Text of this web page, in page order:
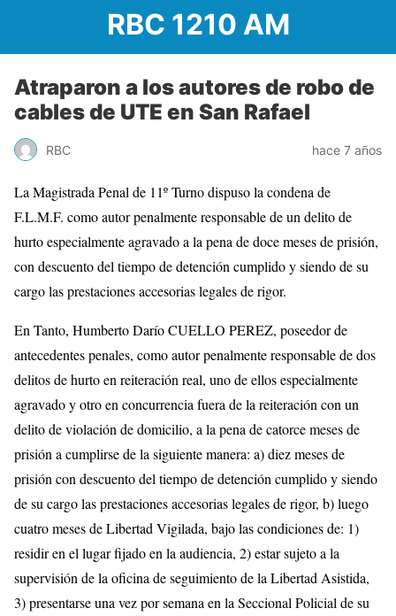
RBC 1210 AM
Atraparon a los autores de robo de
cables de UTE en San Rafael
RBC hace 7 años
La Magistrada Penal de 11º Turno dispuso la condena de
F.L.M.F. como autor penalmente responsable de un delito de
hurto especialmente agravado a la pena de doce meses de prisión,
con descuento del tiempo de detención cumplido y siendo de su
cargo las prestaciones accesorias legales de rigor.
En Tanto, Humberto Darío CUELLO PEREZ, poseedor de
antecedentes penales, como autor penalmente responsable de dos
delitos de hurto en reiteración real, uno de ellos especialmente
agravado y otro en concurrencia fuera de la reiteración con un
delito de violación de domicilio, a la pena de catorce meses de
prisión a cumplirse de la siguiente manera: a) diez meses de
prisión con descuento del tiempo de detención cumplido y siendo
de su cargo las prestaciones accesorias legales de rigor, b) luego
cuatro meses de Libertad Vigilada, bajo las condiciones de: 1)
residir en el lugar fijado en la audiencia, 2) estar sujeto a la
supervisión de la oficina de seguimiento de la Libertad Asistida,
3) presentarse una vez por semana en la Seccional Policial de su